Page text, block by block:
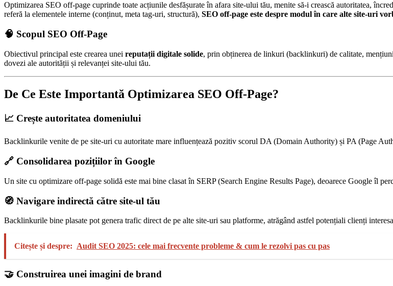
Optimizarea SEO off-page cuprinde toate acțiunile desfășurate în afara site-ului tău, menite să-i crească autoritatea,
referă la elementele interne (conținut, meta tag-uri, structură), SEO off-page este despre modul în care alte site-uri
🧠 Scopul SEO Off-Page
Obiectivul principal este crearea unei reputații digitale solide, prin obținerea de linkuri (backlinkuri) de calitate,
dovezi ale autorității și relevanței site-ului tău.
De Ce Este Importantă Optimizarea SEO Off-Page?
📈 Crește autoritatea domeniului
Backlinkurile venite de pe site-uri cu autoritate mare influențează pozitiv scorul DA (Domain Authority) și PA (Page
🔗 Consolidarea pozițiilor în Google
Un site cu optimizare off-page solidă este mai bine clasat în SERP (Search Engine Results Page), deoarece Google îl
🧭 Navigare indirectă către site-ul tău
Backlinkurile bine plasate pot genera trafic direct de pe alte site-uri sau platforme, atrăgând astfel potențiali clienți
Citește și despre: Audit SEO 2025: cele mai frecvente probleme & cum le rezolvi pas cu pas
🤝 Construirea unei imagini de brand